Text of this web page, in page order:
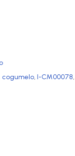
cogumelo, I-CM00078,